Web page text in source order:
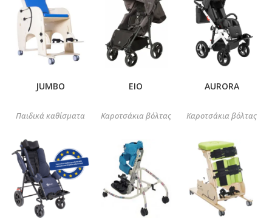
JUMBO
Παιδικά καθίσματα
EIO
Καροτσάκια βόλτας
AURORA
Καροτσάκια βόλτας